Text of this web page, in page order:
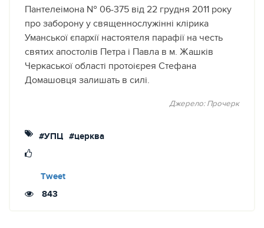
Пантелеімона № 06-375 від 22 грудня 2011 року
про заборону у священнослужінні клірика
Уманської єпархії настоятеля парафії на честь
святих апостолів Петра і Павла в м. Жашків
Черкаської області протоієрея Стефана
Домашовця залишать в силі.
Джерело:Прочерк
#УПЦ #церква
Tweet
843